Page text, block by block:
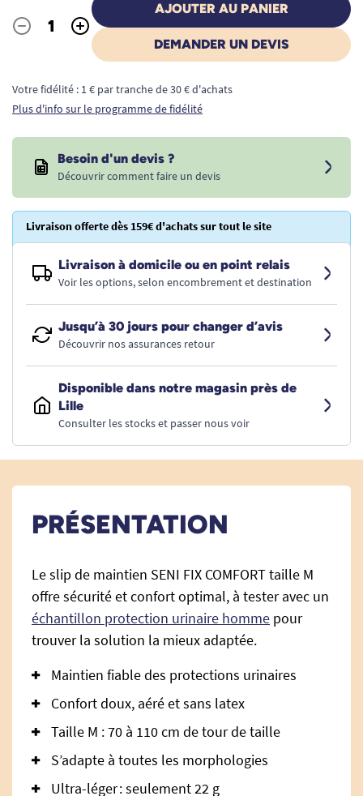
Quantité
- +
AJOUTER AU PANIER
DEMANDER UN DEVIS
Votre fidélité : 1 € par tranche de 30 € d'achats
Plus d'info sur le programme de fidélité
Besoin d'un devis ?
Découvrir comment faire un devis
Livraison offerte dès 159€ d'achats sur tout le site
Livraison à domicile ou en point relais
Voir les options, selon encombrement et destination
Jusqu’à 30 jours pour changer d’avis
Découvrir nos assurances retour
Disponible dans notre magasin près de
Lille
Consulter les stocks et passer nous voir
PRÉSENTATION
Le slip de maintien SENI FIX COMFORT taille M
offre sécurité et confort optimal, à tester avec un
échantillon protection urinaire homme pour
trouver la solution la mieux adaptée.
Maintien fiable des protections urinaires
Confort doux, aéré et sans latex
Taille M : 70 à 110 cm de tour de taille
S’adapte à toutes les morphologies
Ultra-léger : seulement 22 g